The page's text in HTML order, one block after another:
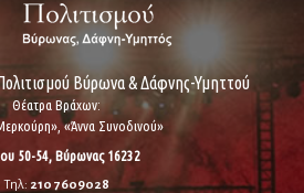
Βύρωνα & Δάφνης-Υμηττού
Θέατρα Βράχων:
«Άννα Συνοδινού»
50-54, Βύρωνας 16232
Τηλ: 210 7609028